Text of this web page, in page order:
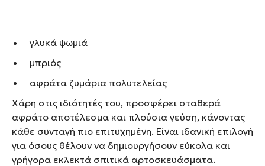
γλυκά ψωμιά
μπριός
αφράτα ζυμάρια πολυτελείας
Χάρη στις ιδιότητές του, προσφέρει σταθερά
αφράτο αποτέλεσμα και πλούσια γεύση, κάνοντας
κάθε συνταγή πιο επιτυχημένη. Είναι ιδανική επιλογή
για όσους θέλουν να δημιουργήσουν εύκολα και
γρήγορα εκλεκτά σπιτικά αρτοσκευάσματα.